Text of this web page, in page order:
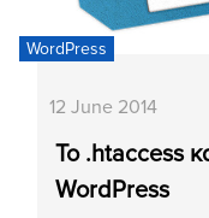
WordPress
12 June 2014
Το .htaccess
WordPress